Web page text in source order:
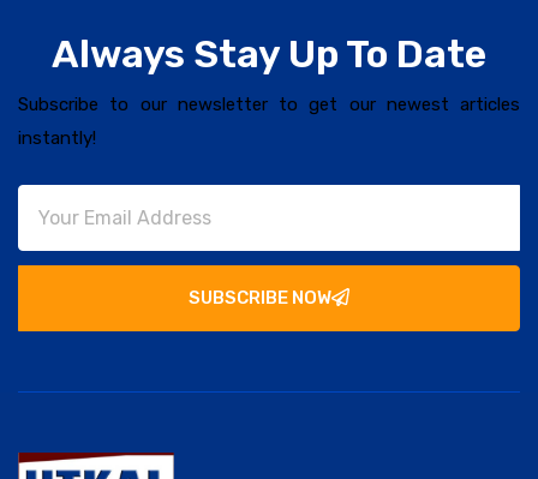
Always Stay Up To Date
Subscribe to our newsletter to get our newest articles
instantly!
SUBSCRIBE NOW